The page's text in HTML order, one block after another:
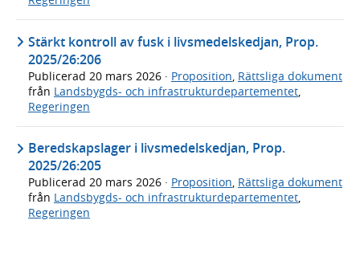
Stärkt kontroll av fusk i livsmedelskedjan, Prop.
2025/26:206
Publicerad 20 mars 2026 · Proposition Rättsliga dokument
från Landsbygds- och infrastrukturdepartementet
Regeringen
Beredskapslager i livsmedelskedjan, Prop.
2025/26:205
Publicerad 20 mars 2026 · Proposition, Rättsliga dokument
från Landsbygds- och infrastrukturdepartementet,
Regeringen